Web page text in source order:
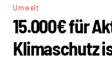
Umwelt
15.000€ für
Klimaschutz